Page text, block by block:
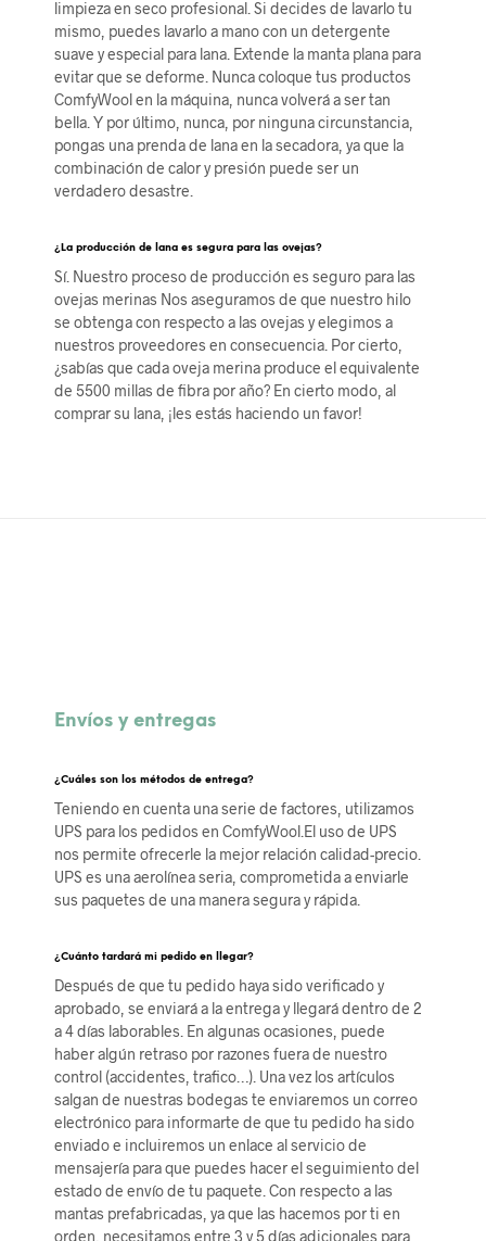
limpieza en seco profesional. Si decides de lavarlo tu
mismo, puedes lavarlo a mano con un detergente
suave y especial para lana. Extende la manta plana para
evitar que se deforme. Nunca coloque tus productos
ComfyWool en la máquina, nunca volverá a ser tan
bella. Y por último, nunca, por ninguna circunstancia,
pongas una prenda de lana en la secadora, ya que la
combinación de calor y presión puede ser un
verdadero desastre.
¿La producción de lana es segura para las ovejas?
Sí. Nuestro proceso de producción es seguro para las
ovejas merinas Nos aseguramos de que nuestro hilo
se obtenga con respecto a las ovejas y elegimos a
nuestros proveedores en consecuencia. Por cierto,
¿sabías que cada oveja merina produce el equivalente
de 5500 millas de fibra por año? En cierto modo, al
comprar su lana, ¡les estás haciendo un favor!
Envíos y entregas
¿Cuáles son los métodos de entrega?
Teniendo en cuenta una serie de factores, utilizamos
UPS para los pedidos en ComfyWool.El uso de UPS
nos permite ofrecerle la mejor relación calidad-precio.
UPS es una aerolínea seria, comprometida a enviarle
sus paquetes de una manera segura y rápida.
¿ Cuánto tardará mi pedido en llegar?
Después de que tu pedido haya sido verificado y
aprobado, se enviará a la entrega y llegará dentro de 2
a 4 días laborables. En algunas ocasiones, puede
haber algún retraso por razones fuera de nuestro
control (accidentes, trafico…). Una vez los artículos
salgan de nuestras bodegas te enviaremos un correo
electrónico para informarte de que tu pedido ha sido
enviado e incluiremos un enlace al servicio de
mensajería para que puedes hacer el seguimiento del
estado de envío de tu paquete. Con respecto a las
mantas prefabricadas, ya que las hacemos por ti en
orden, necesitamos entre 3 y 5 días adicionales para